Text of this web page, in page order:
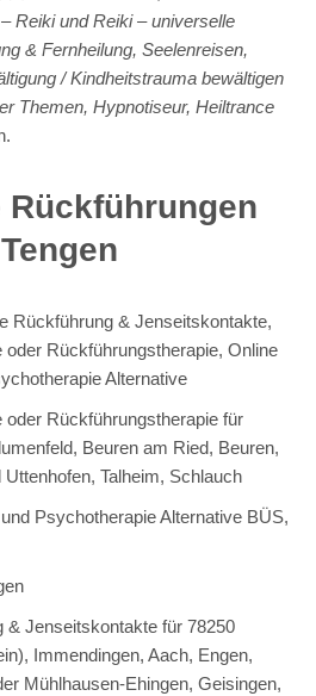
Reiki und Reiki – universelle
& Fernheilung, Seelenreisen,
/ Kindheitstrauma bewältigen
Themen, Hypnotiseur, Heiltrance
Rückführungen
Rückführung & Jenseitskontakte,
oder Rückführungstherapie, Online
Alternative
oder Rückführungstherapie für
Beuren am Ried, Beuren,
Talheim, Schlauch
Psychotherapie Alternative BÜS,
& Jenseitskontakte für 78250
Immendingen, Aach, Engen,
Mühlhausen-Ehingen, Geisingen,